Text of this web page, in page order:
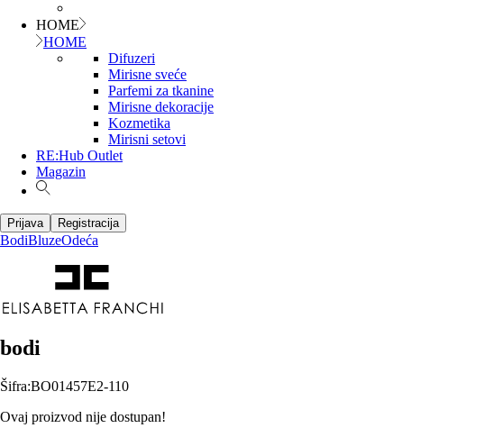
HOME
HOME
Difuzeri
Mirisne sveće
Parfemi za tkanine
Mirisne dekoracije
Kozmetika
Mirisni setovi
RE:Hub Outlet
Magazin
Prijava Registracija
BodiBluzeOdeća
bodi
Šifra:BO01457E2-110
Ovaj proizvod nije dostupan!